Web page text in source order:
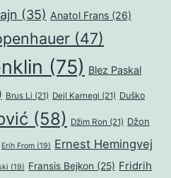
(35) Anatol Frans (26)
(47)
(75) Blez Paskal
Brus Li (21) Dejl Karnegi (21) Duško
(58) Džim Ron (21) Džon
Erih From (19) Ernest Hemingvej
(19) Fransis Bejkon (25) Fridrih